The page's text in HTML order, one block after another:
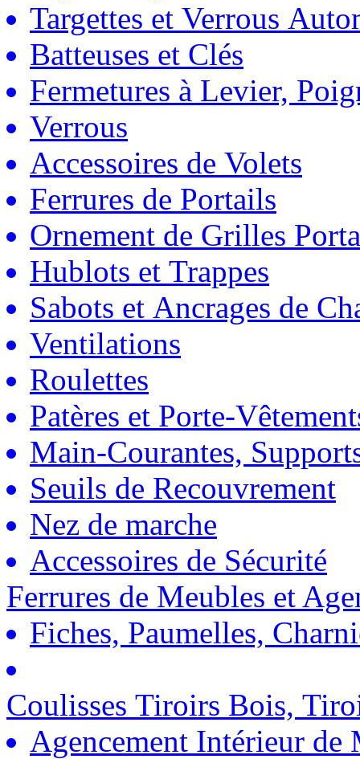
Targettes et Verrous
Batteuses et Clés
Fermetures à Levier,
Verrous
Accessoires de Volets
Ferrures de Portails
Ornement de Grilles
Hublots et Trappes
Sabots et Ancrages de
Ventilations
Roulettes
Patères et Porte-
Main-Courantes,
Seuils de Recouvrement
Nez de marche
Accessoires de Sécurité
Ferrures de Meubles et
Fiches, Paumelles,
Coulisses Tiroirs Bois,
Agencement Intérieur de